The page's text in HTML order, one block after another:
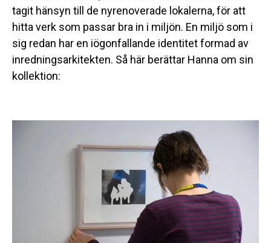
tagit hänsyn till de nyrenoverade lokalerna, för att
hitta verk som passar bra in i miljön. En miljö som i
sig redan har en iögonfallande identitet formad av
inredningsarkitekten. Så här berättar Hanna om sin
kollektion: